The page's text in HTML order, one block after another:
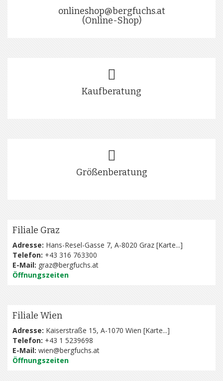
onlineshop@bergfuchs.at
(Online-Shop)
Kaufberatung
Größenberatung
Filiale Graz
Adresse: Hans-Resel-Gasse 7, A-8020 Graz [Karte...]
Telefon: +43 316 763300
E-Mail: graz@bergfuchs.at
Öffnungszeiten
Filiale Wien
Adresse: Kaiserstraße 15, A-1070 Wien [Karte...]
Telefon: +43 1 5239698
E-Mail: wien@bergfuchs.at
Öffnungszeiten